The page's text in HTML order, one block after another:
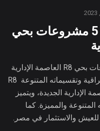
تعرف علي افضل 5 مشروعات بحي
تعرف علي افضل 5 مشروعات بحي R8 العاصمة الإدارية
تميز حي الـ R8 بتصميماته الراقية وتقسيماته المتنوعة R8
الإدارية الجديدة، ويتميز
المتنوعة والمميزة. كما
للعيش والاستثمار في مصر.